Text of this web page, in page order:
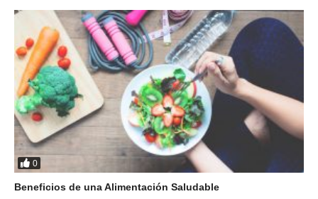
0
Beneficios de una Alimentación Saludable